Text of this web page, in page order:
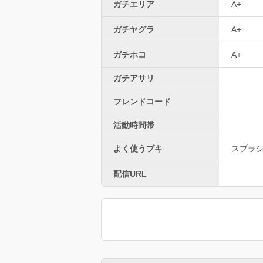
ガチエリア A+
ガチヤグラ A+
ガチホコ A+
ガチアサリ
フレンドコード
活動時間帯
よく使うブキ スプラ
配信URL